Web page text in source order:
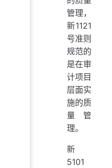
管理，
新1121
号准则
规范的
是在审
计项目
层面实
施的质
量管
理。
新
5101